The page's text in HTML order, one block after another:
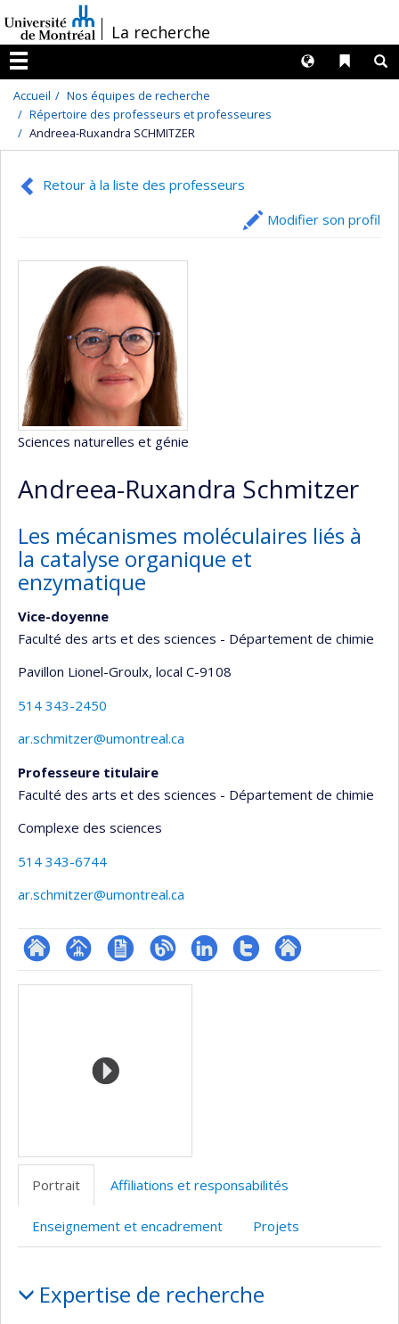
au
contenu
/La recherche
Menu
Liens
Langues
Accueil
Nos équipes de recherche
Répertoire des professeurs et professeures
Andreea-Ruxandra SCHMITZER
Retour à la liste des professeurs
Modifier son profil
Sciences naturelles et génie
Andreea-Ruxandra Schmitzer
Les mécanismes moléculaires liés à
la catalyse organique et
enzymatique
Vice-doyenne
Faculté des arts et des sciences - Département de chimie
Pavillon Lionel-Groulx, local C-9108
514 343-2450
ar.schmitzer@umontreal.ca
Professeure titulaire
Faculté des arts et des sciences - Département de chimie
Complexe des sciences
514 343-6744
ar.schmitzer@umontreal.ca
ResearchGate
Page CV BlogueLinkedInCompteAutre
Médias
Portrait Affiliations et responsabilités
Enseignement et encadrement Projets
Expertise de recherche